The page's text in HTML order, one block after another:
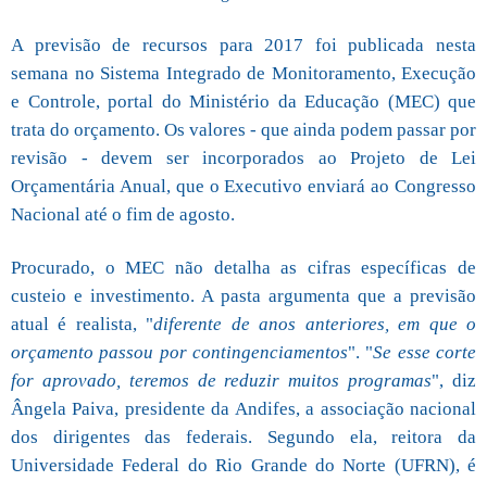
A previsão de recursos para 2017 foi publicada nesta
semana no Sistema Integrado de Monitoramento, Execução
e Controle, portal do Ministério da Educação (MEC) que
trata do orçamento. Os valores - que ainda podem passar por
revisão - devem ser incorporados ao Projeto de Lei
Orçamentária Anual, que o Executivo enviará ao Congresso
Nacional até o fim de agosto.
Procurado, o MEC não detalha as cifras específicas de
custeio e investimento. A pasta argumenta que a previsão
atual é realista, "diferente de anos anteriores, em que o
orçamento passou por contingenciamentos". "Se esse corte
for aprovado, teremos de reduzir muitos programas", diz
Ângela Paiva, presidente da Andifes, a associação nacional
dos dirigentes das federais. Segundo ela, reitora da
Universidade Federal do Rio Grande do Norte (UFRN), é